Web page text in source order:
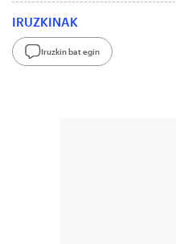
IRUZKINAK
Iruzkin bat egin